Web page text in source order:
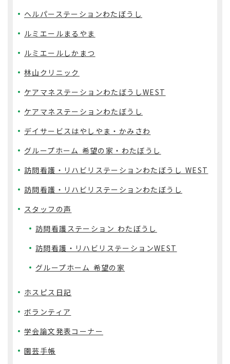
ヘルパーステーションわたぼうし
ルミエールまるやま
ルミエールしかまつ
林山クリニック
ケアマネステーションわたぼうしWEST
ケアマネステーションわたぼうし
デイサービスはやしやま・かみさわ
グループホーム 希望の家・わたぼうし
訪問看護・リハビリステーションわたぼうし WEST
訪問看護・リハビリステーションわたぼうし
スタッフの声
訪問看護ステーション わたぼうし
訪問看護・リハビリステーションWEST
グループホーム 希望の家
ホスピス日記
ボランティア
学会論文発表コーナー
園芸手帳